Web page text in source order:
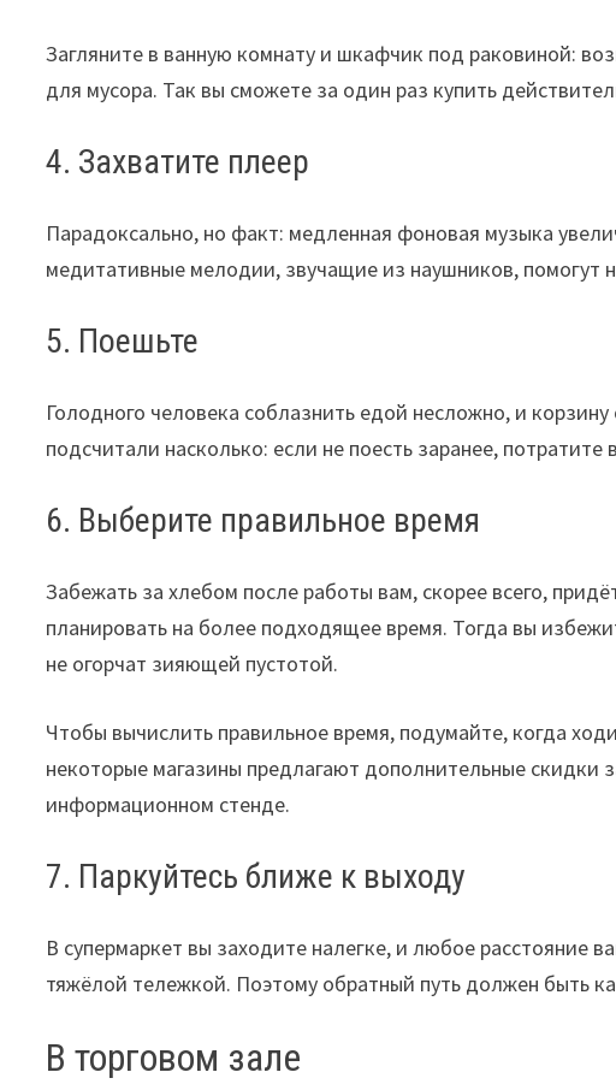
Загляните в ванную комнату и шкафчик под раковиной:
для мусора. Так вы сможете за один раз купить
4. Захватите плеер
Парадоксально, но факт: медленная фоновая музыка
медитативные мелодии, звучащие из наушников, помогут
5. Поешьте
Голодного человека соблазнить едой несложно, и
подсчитали насколько: если не поесть заранее,
6. Выберите правильное время
Забежать за хлебом после работы вам, скорее всего,
планировать на более подходящее время. Тогда вы
не огорчат зияющей пустотой.
Чтобы вычислить правильное время, подумайте, когда
некоторые магазины предлагают дополнительные скидки
информационном стенде.
7. Паркуйтесь ближе к выходу
В супермаркет вы заходите налегке, и любое расстояние
тяжёлой тележкой. Поэтому обратный путь должен быть
В торговом зале